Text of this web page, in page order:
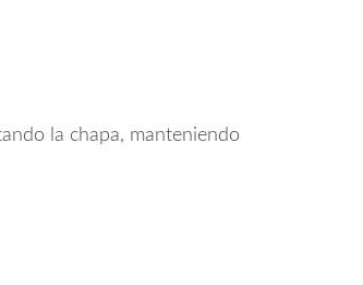
la chapa, manteniendo